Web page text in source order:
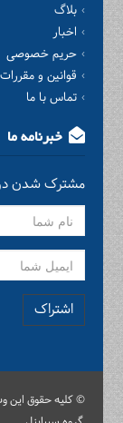
بلاگ
اخبار
حریم خصوصی
قوانین و مقررات
تماس با ما
خبرنامه ما
مشترک شدن در
اشتراک
© کلیه حقوق این